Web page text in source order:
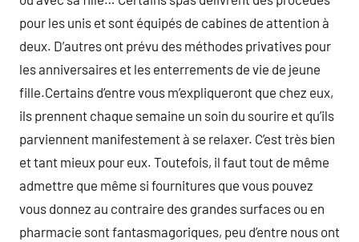
pour les unis et sont équipés de cabines de attention à
deux. D’autres ont prévu des méthodes privatives pour
les anniversaires et les enterrements de vie de jeune
fille.Certains d’entre vous m’expliqueront que chez eux,
ils prennent chaque semaine un soin du sourire et qu’ils
parviennent manifestement à se relaxer. C’est très bien
et tant mieux pour eux. Toutefois, il faut tout de même
admettre que même si fournitures que vous pouvez
vous donnez au contraire des grandes surfaces ou en
pharmacie sont fantasmagoriques, peu d’entre nous ont